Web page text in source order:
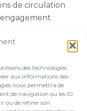
des technologies
aux informations des
nous permettra de
de navigation ou les ID
ou de retirer son
de circulation
: une aide